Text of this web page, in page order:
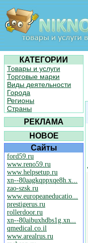
КАТЕГОРИИ
Товары и услуги
Торговые марки
Виды деятельности
Города
Регионы
Страны
РЕКЛАМА
НОВОЕ
Сайты
ford59.ru
www.reno59.ru
www.helpsetup.ru
xn--80aagkqppxqe8h.x...
zao-szsk.ru
www.europeaneducatio...
prestigerus.ru
rollerdoor.ru
xn--80aibuxhdbs1g.xn...
qmedical.co.il
www.arealrus.ru